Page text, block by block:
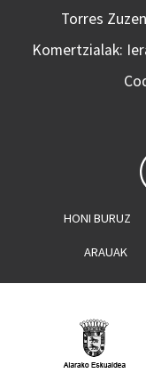
Torres
Komertzialak:
HONI BURUZ
ARAUAK